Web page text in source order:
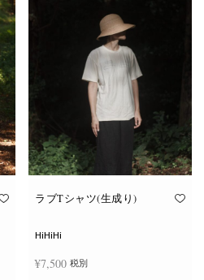
は
複
数
の
バ
エ
ョ
ま
オ
ラブTシャツ(生成り)
HiHiHi
¥7,500 税別